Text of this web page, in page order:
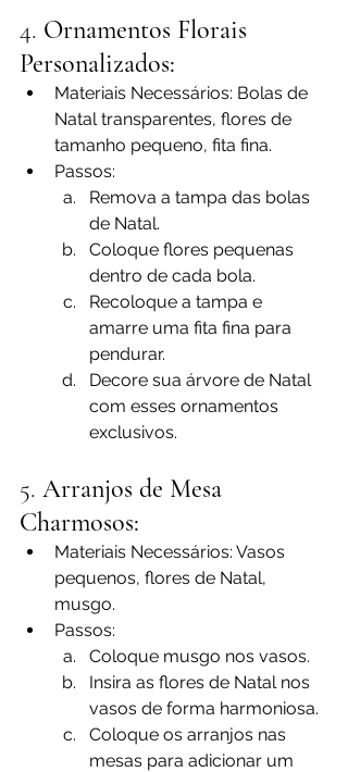
4. Ornamentos Florais
Personalizados:
Materiais Necessários: Bolas de
Natal transparentes, flores de
tamanho pequeno, fita fina.
Passos:
Remova a tampa das bolas
de Natal.
Coloque flores pequenas
dentro de cada bola.
Recoloque a tampa e
amarre uma fita fina para
pendurar.
Decore sua árvore de Natal
com esses ornamentos
exclusivos.
5. Arranjos de Mesa
Charmosos:
Materiais Necessários: Vasos
pequenos, flores de Natal,
musgo.
Passos:
Coloque musgo nos vasos.
Insira as flores de Natal nos
vasos de forma harmoniosa.
Coloque os arranjos nas
mesas para adicionar um